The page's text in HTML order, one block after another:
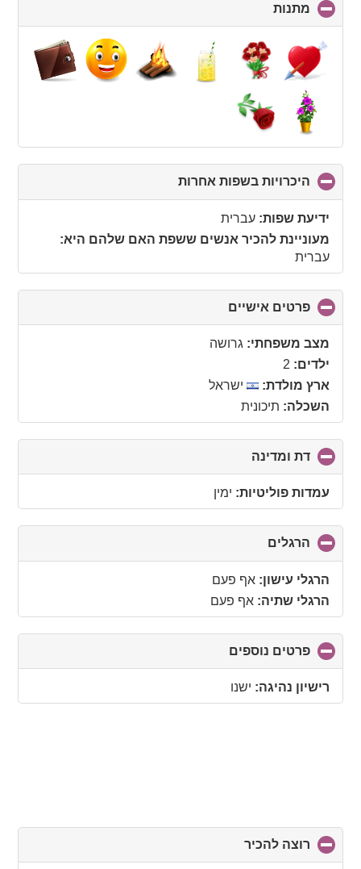
מתנות
to
collapse
contents
היכרויות בשפות אחרות
to
ידיעת שפות: עברית
מעוניינת להכיר אנשים ששפת האם שלהם היא:
עברית
פרטים אישיים
to
collapse
מצב משפחתי: גרושה
ילדים: 2
ארץ מולדת:
ישראל
השכלה: תיכונית
דת ומדינה
to
collapseעמדות פוליטיות: ימין
הרגלים
to
collapse
contents
הרגלי עישון: אף פעם
הרגלי שתיה: אף פעם
פרטים נוספים
to
רישיון נהיגה: ישנו
רוצה להכיר
to